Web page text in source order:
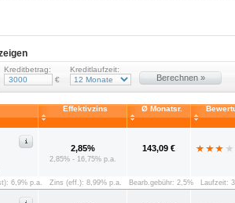
Kreditbetrag:
€
Kreditlaufzeit:
Berechnen »
Effektivzins Ø Monatsr.
2,85%
2,85% - 16,75% p.a.
143,09 €
6,9% p.a. Zins (eff.): 8,99% p.a. Bearb.gebühr: 2,5% Laufzeit: